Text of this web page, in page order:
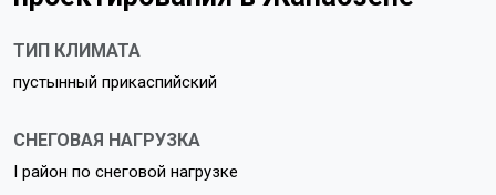
ТИП КЛИМАТА
пустынный прикаспийский
СНЕГОВАЯ НАГРУЗКА
I район по снеговой нагрузке